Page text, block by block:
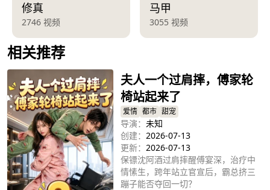
修真
2746 视频
马甲
3055 视频
相关推荐
夫人一个过肩摔，傅家轮
椅站起来了
爱情 都市 甜宠
导演： 未知
创建： 2026-07-13
更新： 2026-07-13
保镖沈阿酒过肩摔醒傅宴深，治疗中
情愫生，跨年站立官宣后，霸总挤三
蹦子能否夺回一切？